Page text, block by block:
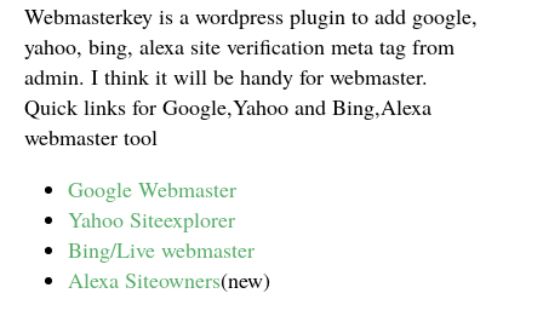
Webmasterkey is a wordpress plugin to add google,
yahoo, bing, alexa site verification meta tag from
admin. I think it will be handy for webmaster.
Quick links for Google,Yahoo and Bing,Alexa
webmaster tool
Google Webmaster
Yahoo Siteexplorer
Bing/Live webmaster
Alexa Siteowners(new)